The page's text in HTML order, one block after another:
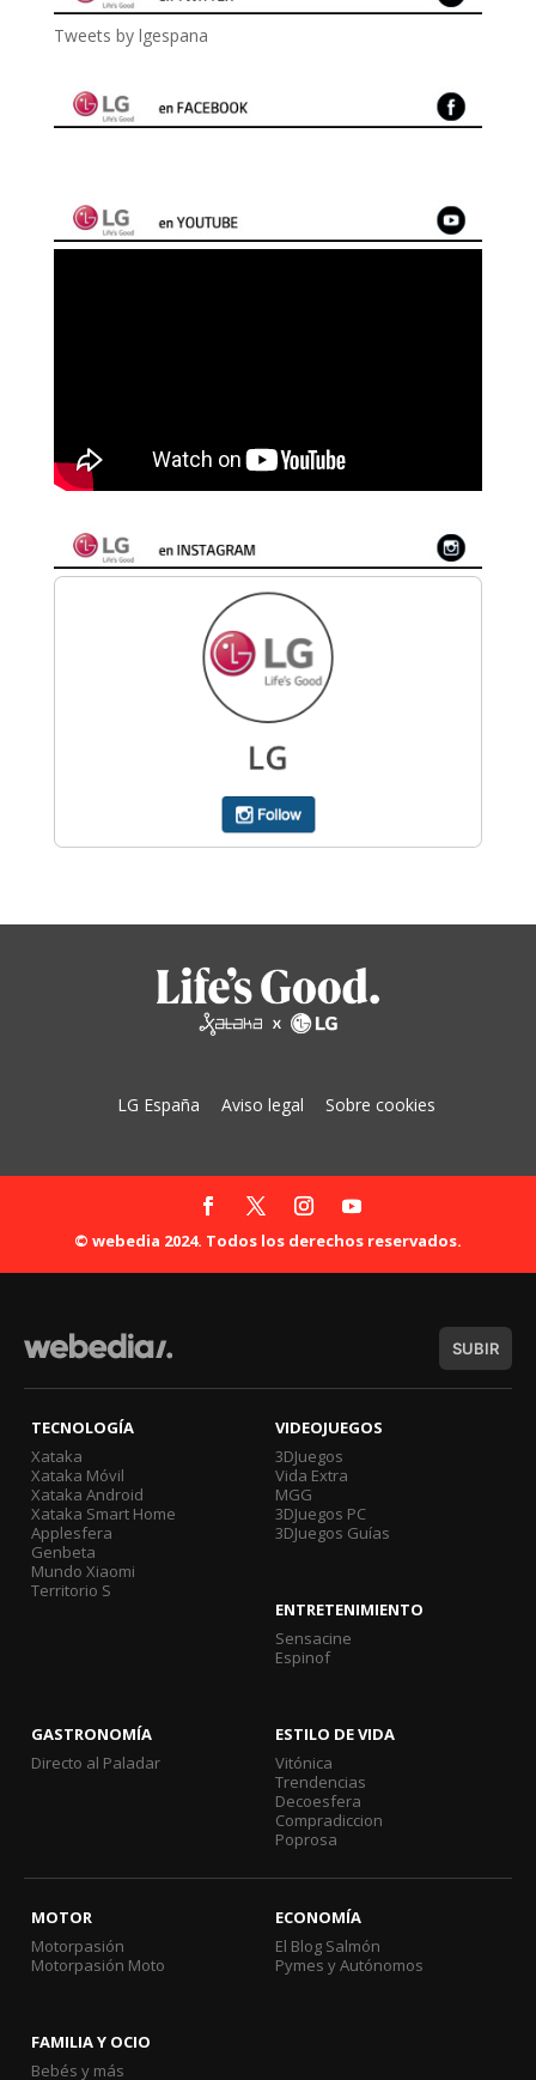
Tweets by lgespana
LG España Aviso legal Sobre cookies
© webedia 2024. Todos los derechos reservados.
SUBIR
TECNOLOGÍA
Xataka
Xataka Móvil
Xataka Android
Xataka Smart Home
Applesfera
Genbeta
Mundo Xiaomi
Territorio S
VIDEOJUEGOS
3DJuegos
Vida Extra
MGG
3DJuegos PC
3DJuegos Guías
ENTRETENIMIENTO
Sensacine
Espinof
GASTRONOMÍA
Directo al Paladar
ESTILO DE VIDA
Vitónica
Trendencias
Decoesfera
Compradiccion
Poprosa
MOTOR
Motorpasión
Motorpasión Moto
ECONOMÍA
El Blog Salmón
Pymes y Autónomos
FAMILIA Y OCIO
Bebés y más